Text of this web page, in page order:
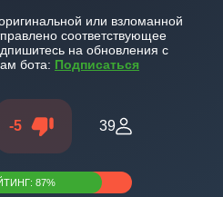
или взломанной
соответствующее
на обновления с
бота: Подписаться
-5 39
87%